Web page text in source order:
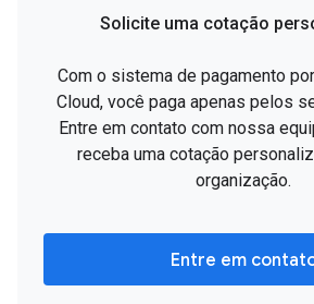
Solicite uma cotação
Com o sistema de pagamento
Cloud, você paga apenas pelos
Entre em contato com nossa
receba uma cotação
organização.
Entre em